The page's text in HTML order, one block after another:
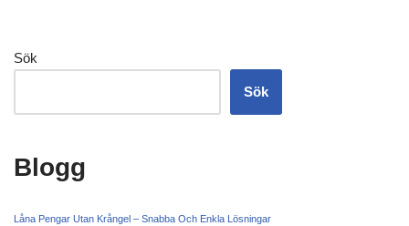
Sök
Sök
Blogg
Låna Pengar Utan Krångel – Snabba Och Enkla Lösningar